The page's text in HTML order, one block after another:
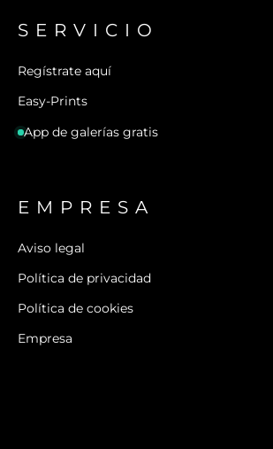
SERVICIO
Regístrate aquí
Easy-Prints
App de galerías gratis
EMPRESA
Aviso legal
Política de privacidad
Política de cookies
Empresa